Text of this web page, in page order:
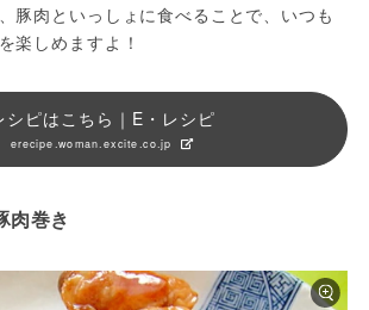
豚肉といっしょに食べることで、いつも
楽しめますよ！
シピはこちら｜E・レシピ
erecipe.woman.excite.co.jp
肉巻き